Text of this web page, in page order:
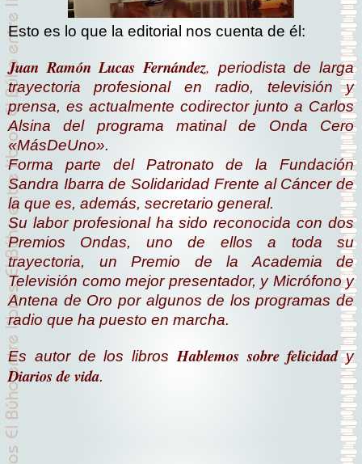
Esto es lo que la editorial nos cuenta de él:
Juan Ramón Lucas Fernández, periodista de larga
trayectoria profesional en radio, televisión y
prensa, es actualmente codirector junto a Carlos
Alsina del programa matinal de Onda Cero
«MásDeUno».
Forma parte del Patronato de la Fundación
Sandra Ibarra de Solidaridad Frente al Cáncer de
la que es, además, secretario general.
Su labor profesional ha sido reconocida con dos
Premios Ondas, uno de ellos a toda su
trayectoria, un Premio de la Academia de
Televisión como mejor presentador, y Micrófono y
Antena de Oro por algunos de los programas de
radio que ha puesto en marcha.
Es autor de los libros Hablemos sobre felicidady
Diarios de vida.